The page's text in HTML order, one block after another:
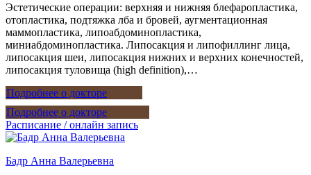
Эстетические операции: верхняя и нижняя блефаропластика,
отопластика, подтяжка лба и бровей, аугментационная
маммопластика, липоабдоминопластика,
миниабдоминопластика. Липосакция и липофиллинг лица,
липосакция шеи, липосакция нижних и верхних конечностей,
липосакция туловища (high definition),…
Подробнее о докторе
Подробнее о докторе
Расписание / онлайн запись
Бадр Анна Валерьевна